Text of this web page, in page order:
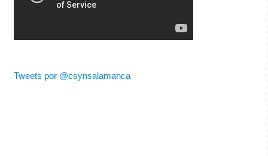
Tweets por @csynsalamanca